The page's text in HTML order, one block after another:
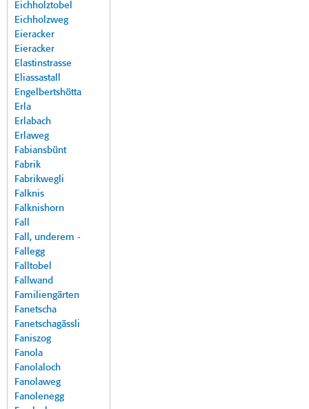
Eichholztobel
Eichholzweg
Eieracker
Eieracker
Elastinstrasse
Eliassastall
Engelbertshötta
Erla
Erlabach
Erlaweg
Fabiansbünt
Fabrik
Fabrikwegli
Falknis
Falknishorn
Fall
Fall, underem -
Fallegg
Falltobel
Fallwand
Familiengärten
Fanetscha
Fanetschagässli
Faniszog
Fanola
Fanolaloch
Fanolaweg
Fanolenegg